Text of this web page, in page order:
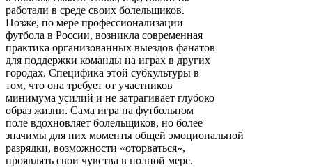
работали в среде своих болельщиков.
Позже, по мере профессионализации
футбола в России, возникла современная
практика организованных выездов фанатов
для поддержки команды на играх в других
городах. Специфика этой субкультуры в
том, что она требует от участников
минимума усилий и не затрагивает глубоко
образ жизни. Сама игра на футбольном
поле вдохновляет болельщиков, но более
значимы для них моменты общей эмоциональной
разрядки, возможности «оторваться»,
проявлять свои чувства в полной мере.